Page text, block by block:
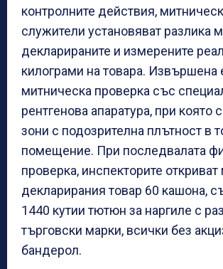
контролните действия,
служители установяват разлика
декларираните и измерените
килограми на товара. Извършена
митническа проверка със
рентгенова апаратура, при която
зони с подозрителна плътност в
помещение. При последвалата
проверка, инспекторите
декларирания товар 60 кашона,
1440 кутии тютюн за наргиле с
търговски марки, всички без
бандерол.